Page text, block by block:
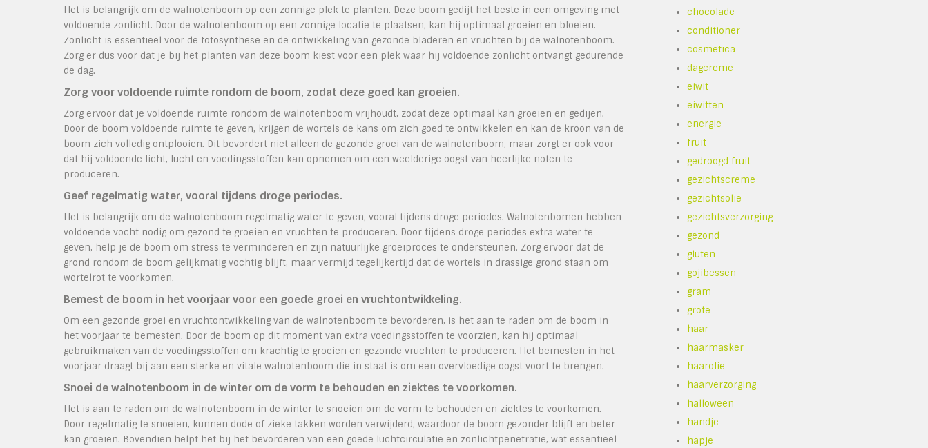
Het is belangrijk om de walnotenboom op een zonnige plek te planten. Deze boom gedijt het beste in een omgeving met
voldoende zonlicht. Door de walnotenboom op een zonnige locatie te plaatsen, kan hij optimaal groeien en bloeien.
Zonlicht is essentieel voor de fotosynthese en de ontwikkeling van gezonde bladeren en vruchten bij de walnotenboom.
Zorg er dus voor dat je bij het planten van deze boom kiest voor een plek waar hij voldoende zonlicht ontvangt gedurende
de dag.
Zorg voor voldoende ruimte rondom de boom, zodat deze goed kan groeien.
Zorg ervoor dat je voldoende ruimte rondom de walnotenboom vrijhoudt, zodat deze optimaal kan groeien en gedijen.
Door de boom voldoende ruimte te geven, krijgen de wortels de kans om zich goed te ontwikkelen en kan de kroon van de
boom zich volledig ontplooien. Dit bevordert niet alleen de gezonde groei van de walnotenboom, maar zorgt er ook voor
dat hij voldoende licht, lucht en voedingsstoffen kan opnemen om een weelderige oogst van heerlijke noten te
produceren.
Geef regelmatig water, vooral tijdens droge periodes.
Het is belangrijk om de walnotenboom regelmatig water te geven, vooral tijdens droge periodes. Walnotenbomen hebben
voldoende vocht nodig om gezond te groeien en vruchten te produceren. Door tijdens droge periodes extra water te
geven, help je de boom om stress te verminderen en zijn natuurlijke groeiproces te ondersteunen. Zorg ervoor dat de
grond rondom de boom gelijkmatig vochtig blijft, maar vermijd tegelijkertijd dat de wortels in drassige grond staan om
wortelrot te voorkomen.
Bemest de boom in het voorjaar voor een goede groei en vruchtontwikkeling.
Om een gezonde groei en vruchtontwikkeling van de walnotenboom te bevorderen, is het aan te raden om de boom in
het voorjaar te bemesten. Door de boom op dit moment van extra voedingsstoffen te voorzien, kan hij optimaal
gebruikmaken van de voedingsstoffen om krachtig te groeien en gezonde vruchten te produceren. Het bemesten in het
voorjaar draagt bij aan een sterke en vitale walnotenboom die in staat is om een overvloedige oogst voort te brengen.
Snoei de walnotenboom in de winter om de vorm te behouden en ziektes te voorkomen.
Het is aan te raden om de walnotenboom in de winter te snoeien om de vorm te behouden en ziektes te voorkomen.
Door regelmatig te snoeien, kunnen dode of zieke takken worden verwijderd, waardoor de boom gezonder blijft en beter
kan groeien. Bovendien helpt het bij het bevorderen van een goede luchtcirculatie en zonlichtpenetratie, wat essentieel
chocolade
conditioner
cosmetica
dagcreme
eiwit
eiwitten
energie
fruit
gedroogd fruit
gezichtscreme
gezichtsolie
gezichtsverzorging
gezond
gluten
gojibessen
gram
grote
haar
haarmasker
haarolie
haarverzorging
halloween
handje
hapje